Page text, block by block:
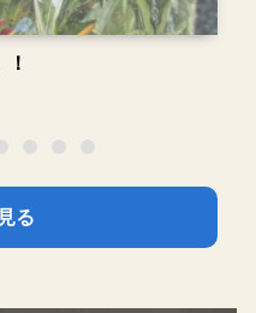
る